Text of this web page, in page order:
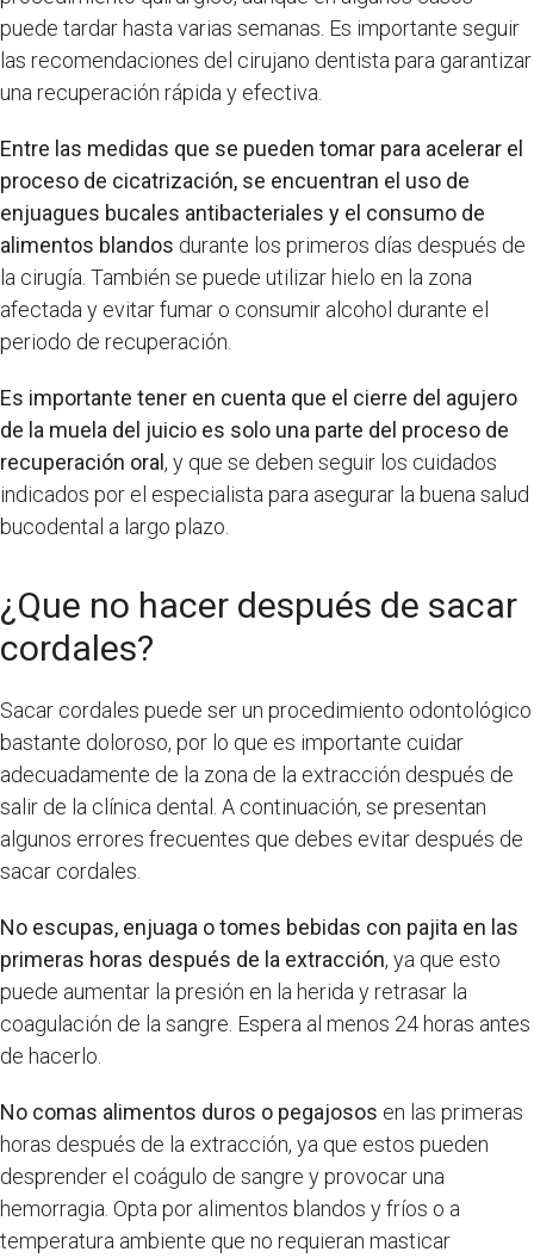
puede tardar hasta varias semanas. Es importante seguir
las recomendaciones del cirujano dentista para garantizar
una recuperación rápida y efectiva.
Entre las medidas que se pueden tomar para acelerar el
proceso de cicatrización, se encuentran el uso de
enjuagues bucales antibacteriales y el consumo de
alimentos blandos durante los primeros días después de
la cirugía. También se puede utilizar hielo en la zona
afectada y evitar fumar o consumir alcohol durante el
periodo de recuperación.
Es importante tener en cuenta que el cierre del agujero
de la muela del juicio es solo una parte del proceso de
recuperación oral, y que se deben seguir los cuidados
indicados por el especialista para asegurar la buena salud
bucodental a largo plazo.
¿Que no hacer después de sacar
cordales?
Sacar cordales puede ser un procedimiento odontológico
bastante doloroso, por lo que es importante cuidar
adecuadamente de la zona de la extracción después de
salir de la clínica dental. A continuación, se presentan
algunos errores frecuentes que debes evitar después de
sacar cordales.
No escupas, enjuaga o tomes bebidas con pajita en las
primeras horas después de la extracción, ya que esto
puede aumentar la presión en la herida y retrasar la
coagulación de la sangre. Espera al menos 24 horas antes
de hacerlo.
No comas alimentos duros o pegajosos en las primeras
horas después de la extracción, ya que estos pueden
desprender el coágulo de sangre y provocar una
hemorragia. Opta por alimentos blandos y fríos o a
temperatura ambiente que no requieran masticar